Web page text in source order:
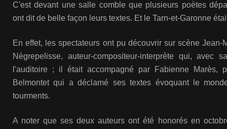
C'est devant une salle comble que plusieurs poètes
ont dit de belle façon leurs textes. Et le Tarn-et-Garonne
En effet, les spectateurs ont pu découvrir sur scène Jean-
Nègrepelisse, auteur-compositeur-interprète qui, avec
l'auditoire ; il était accompagné par Fabienne Marès,
Belmontet qui a déclamé ses textes évoquant le
tourments.
A noter que ses deux auteurs ont été honorés en